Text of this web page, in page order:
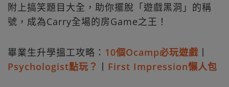
附上搞笑題目大全，助你擺脫「遊戲黑洞」的稱
號，成為Carry全場的房Game之王！
畢業生升學搵工攻略： 10個Ocamp必玩遊戲 丨
Psychologist點玩？ 丨 First Impression懶人包